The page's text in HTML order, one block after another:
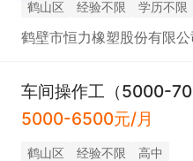
鹤山区 经验不限 学历不限
鹤壁市恒力橡塑股份有限公
车间操作工（5000-
5000-6500元/月
鹤山区 经验不限 高中